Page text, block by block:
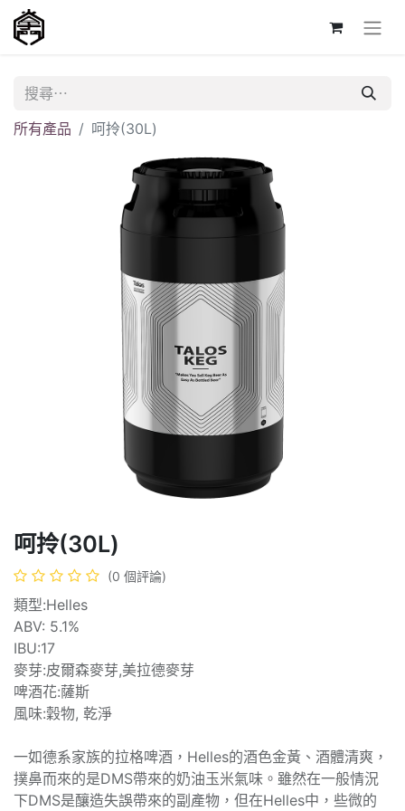
所有產品 呵拎(30L)
呵拎(30L)
(0 個評論)
類型:Helles
ABV: 5.1%
IBU:17
麥芽:皮爾森麥芽,美拉德麥芽
啤酒花:薩斯
風味:穀物, 乾淨
一如德系家族的拉格啤酒，Helles的酒色金黃、酒體清爽，
撲鼻而來的是DMS帶來的奶油玉米氣味。雖然在一般情況
下DMS是釀造失誤帶來的副產物，但在Helles中，些微的